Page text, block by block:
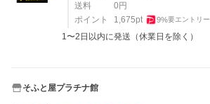
送料
0 円
ポイント
1,675pt 9%要エントリー
1〜2日以内に発送（休業日を除く）
そふと屋プラチナ館